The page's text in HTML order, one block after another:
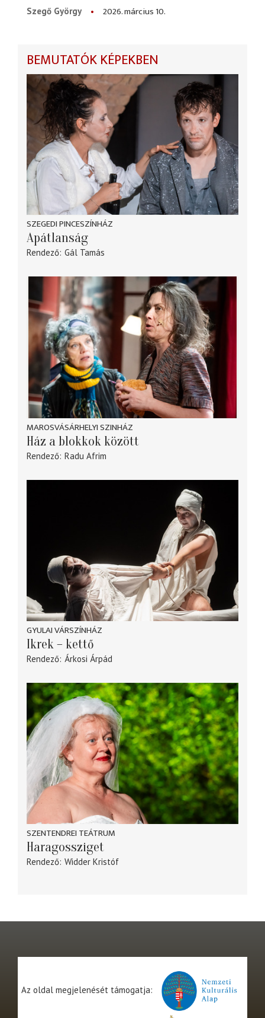
Szegő György
2026. március 10.
BEMUTATÓK KÉPEKBEN
SZEGEDI PINCESZÍNHÁZ
Apátlanság
Rendező Gál Tamás
MAROSVÁSÁRHELYI SZINHÁZ
Ház a blokkok között
Rendező Radu Afrim
GYULAI VÁRSZÍNHÁZ
Ikrek – kettő
Rendező Árkosi Árpád
SZENTENDREI TEÁTRUM
Haragossziget
Rendező Widder Kristóf
Az oldal megjelenését támogatja: